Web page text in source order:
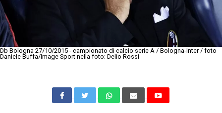
Db Bologna 27/10/2015 - campionato di calcio serie A / Bologna-Inter / foto
Daniele Buffa/Image Sport nella foto: Delio Rossi